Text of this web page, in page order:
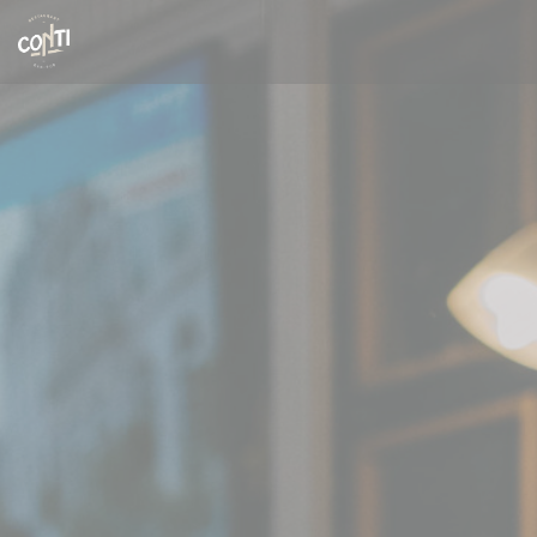
Personnalisation de vos choix en matière de cookies